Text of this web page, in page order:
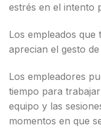
estrés en el intento
Los empleados que
aprecian el gesto
Los empleadores
tiempo para
equipo y las
momentos en que